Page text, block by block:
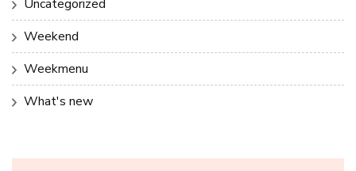
Uncategorized
Weekend
Weekmenu
What's new